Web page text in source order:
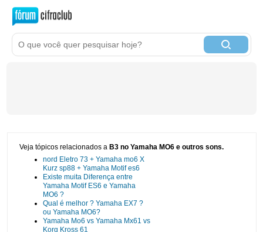
Veja tópicos relacionados a B3 no Yamaha MO6 e outros sons.
nord Eletro 73 + Yamaha mo6 X
Kurz sp88 + Yamaha Motif es6
Existe muita Diferença entre
Yamaha Motif ES6 e Yamaha
MO6 ?
Qual é melhor ? Yamaha EX7 ?
ou Yamaha MO6?
Yamaha Mo6 vs Yamaha Mx61 vs
Korg Kross 61